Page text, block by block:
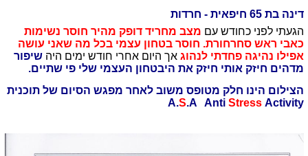
דינה בת 65 חיפאית - חרדות
הגעתי לפני כחודש עם מצב מחריד דופק מהיר חוסר נשימות
כאבי ראש סחרחורת. חוסר בטחון עצמי בכל מה שאני עושה
אפילו נהיגה פחדתי לנהוג אך היום אחרי חודש ימים היהשיפור
מדהים חיזק אותי חיזק את היבטחון העצמי שלי פי שתיים.
הצילום הינו חלק מטופס משוב לאחר מפגש הסיום של תוכנית
A.S.A Anti StressActivity